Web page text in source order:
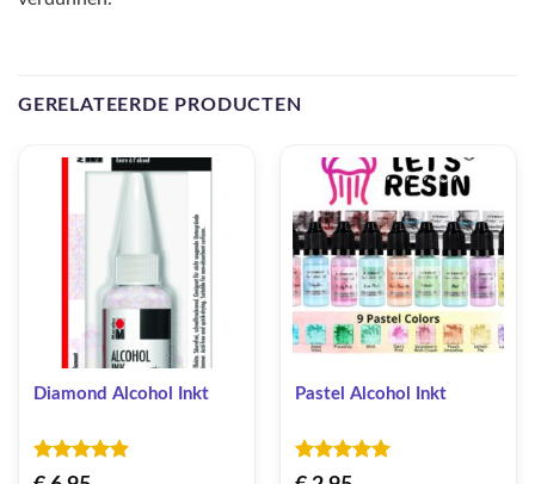
GERELATEERDE PRODUCTEN
Diamond Alcohol Inkt
Gewaardeerd
Pastel Alcohol Inkt
Gewaardeerd